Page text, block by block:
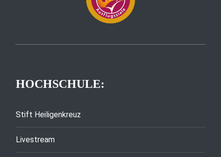
HOCHSCHULE:
Stift Heiligenkreuz
Livestream